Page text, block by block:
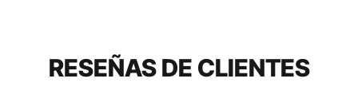
RESEÑAS DE CLIENTES